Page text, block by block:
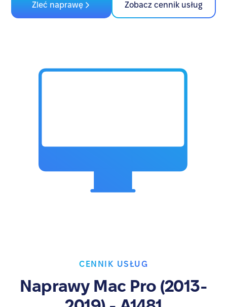
Zleć naprawę Zobacz cennik usług
CENNIK USŁUG
Naprawy Mac Pro (2013-